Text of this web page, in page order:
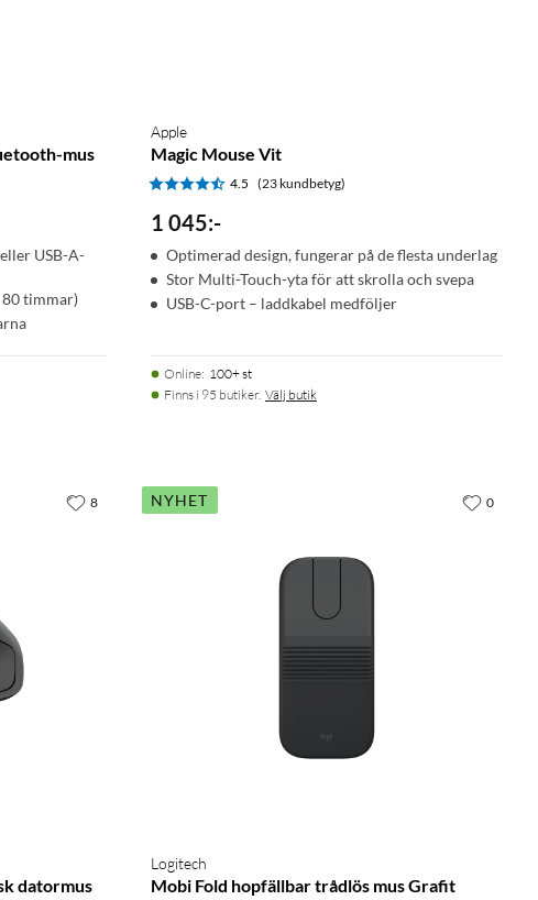
mus
USB-A-
timmar)
Apple
Magic Mouse Vit
4.5 (23 kundbetyg)
1 045:-
Optimerad design, fungerar på de flesta underlag
Stor Multi-Touch-yta för att skrolla och svepa
USB-C-port – laddkabel medföljer
Online: 100+ st
Finns i 95 butiker. Välj butik
datormus
8 NYHET
Logitech
Mobi Fold hopfällbar trådlös mus Grafit
0